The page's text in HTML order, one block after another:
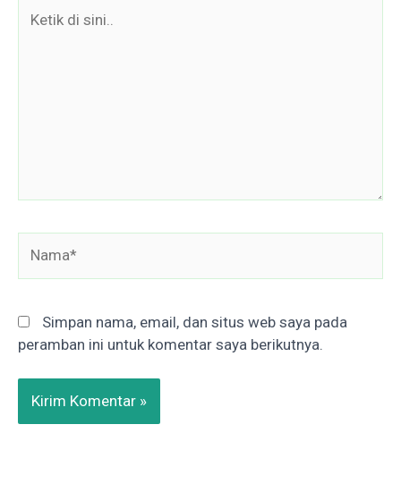
Simpan nama, email, dan situs web saya pada
peramban ini untuk komentar saya berikutnya.